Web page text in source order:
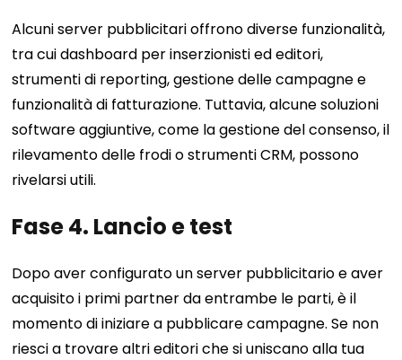
Alcuni server pubblicitari offrono diverse funzionalità,
tra cui dashboard per inserzionisti ed editori,
strumenti di reporting, gestione delle campagne e
funzionalità di fatturazione. Tuttavia, alcune soluzioni
software aggiuntive, come la gestione del consenso, il
rilevamento delle frodi o strumenti CRM, possono
rivelarsi utili.
Fase 4. Lancio e test
Dopo aver configurato un server pubblicitario e aver
acquisito i primi partner da entrambe le parti, è il
momento di iniziare a pubblicare campagne. Se non
riesci a trovare altri editori che si uniscano alla tua